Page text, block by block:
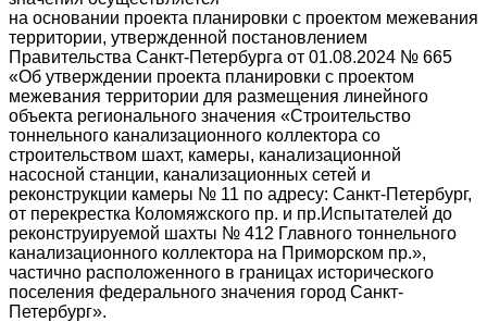
на основании проекта планировки с проектом межевания
территории, утвержденной постановлением
Правительства Санкт-Петербурга от 01.08.2024 № 665
«Об утверждении проекта планировки с проектом
межевания территории для размещения линейного
объекта регионального значения «Строительство
тоннельного канализационного коллектора со
строительством шахт, камеры, канализационной
насосной станции, канализационных сетей и
реконструкции камеры № 11 по адресу: Санкт-Петербург,
от перекрестка Коломяжского пр. и пр.Испытателей до
реконструируемой шахты № 412 Главного тоннельного
канализационного коллектора на Приморском пр.»,
частично расположенного в границах исторического
поселения федерального значения город Санкт-
Петербург».